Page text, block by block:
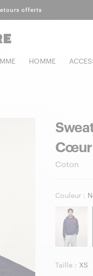
offerts
HOMME
Cœur
Coton
Couleur :
Taille : XS